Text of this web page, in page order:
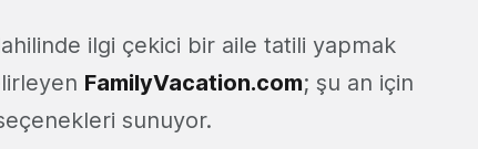
ilgi çekici bir aile tatili yapmak
FamilyVacation.com; şu an için
sunuyor.